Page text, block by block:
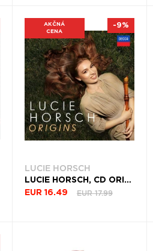
AKČNÁ
CENA
LUCIE HORSCH
LUCIE HORSCH, CD ORIGINS
EUR 16.49
EUR 17.99
-9%